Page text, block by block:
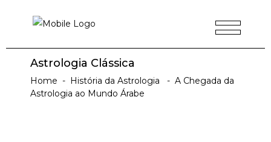
Astrologia Clássica
Home - História da Astrologia - A Chegada da
Astrologia ao Mundo Árabe